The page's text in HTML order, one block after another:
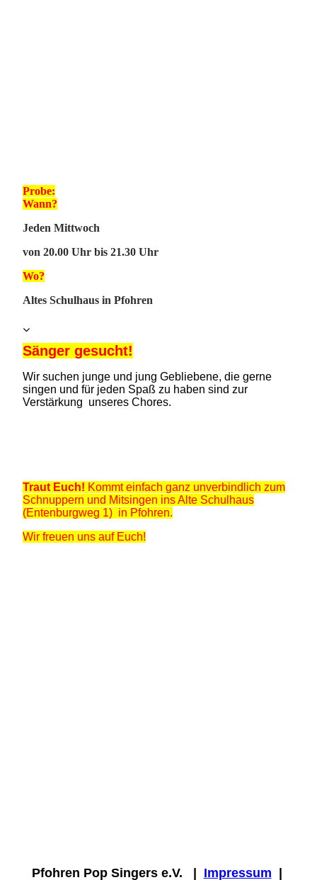
Probe:
Wann?
Jeden Mittwoch
von 20.00 Uhr bis 21.30 Uhr
Wo?
Altes Schulhaus in Pfohren
Sänger gesucht!
Wir suchen junge und jung Gebliebene, die gerne
singen und für jeden Spaß zu haben sind zur
Verstärkung unseres Chores.
Traut Euch! Kommt einfach ganz unverbindlich zum
Schnuppern und Mitsingen ins Alte Schulhaus
(Entenburgweg 1) in Pfohren.
Wir freuen uns auf Euch!
Pfohren Pop Singers e.V. | Impressum |